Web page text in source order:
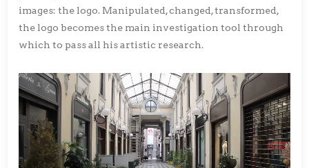
images: the logo. Manipulated, changed, transformed,
the logo becomes the main investigation tool through
which to pass all his artistic research.